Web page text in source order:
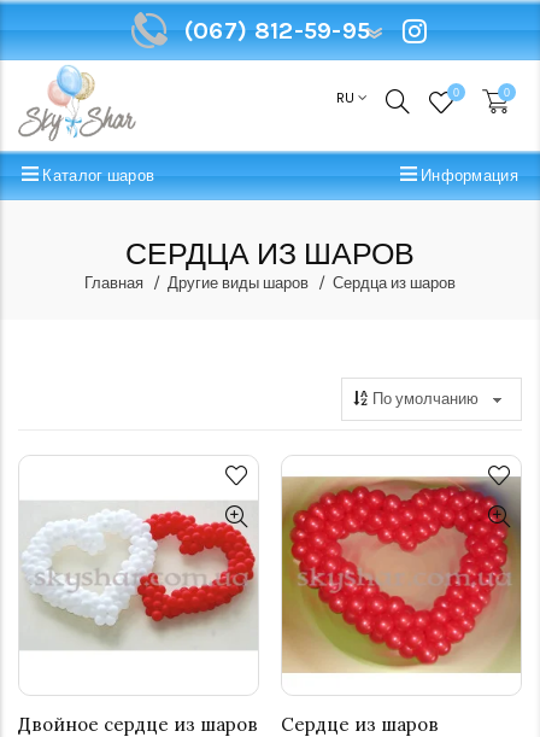
(067) 812-59-95
RU 0 0
Каталог шаров Информация
СЕРДЦА ИЗ ШАРОВ
Главная Другие виды шаров Сердца из шаров
Двойное сердце из шаров
Сердце из шаров